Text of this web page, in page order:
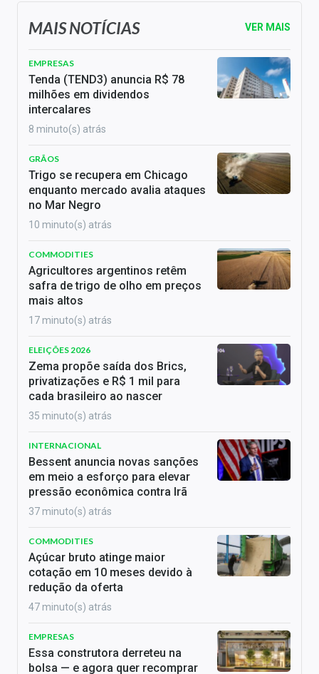
MAIS NOTÍCIAS VER MAIS
EMPRESAS
Tenda (TEND3) anuncia R$ 78
milhões em dividendos
intercalares
8 minuto(s) atrás
GRÃOS
Trigo se recupera em Chicago
enquanto mercado avalia ataques
no Mar Negro
10 minuto(s) atrás
COMMODITIES
Agricultores argentinos retêm
safra de trigo de olho em preços
mais altos
17 minuto(s) atrás
ELEIÇÕES 2026
Zema propõe saída dos Brics,
privatizações e R$ 1 mil para
cada brasileiro ao nascer
35 minuto(s) atrás
INTERNACIONAL
Bessent anuncia novas sanções
em meio a esforço para elevar
pressão econômica contra Irã
37 minuto(s) atrás
COMMODITIES
Açúcar bruto atinge maior
cotação em 10 meses devido à
redução da oferta
47 minuto(s) atrás
EMPRESAS
Essa construtora derreteu na
bolsa — e agora quer recomprar